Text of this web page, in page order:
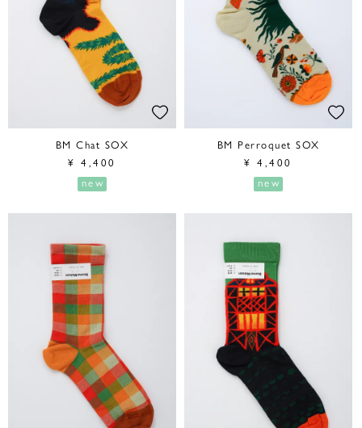
BM Chat SOX
¥
4,400
new
BM Perroquet SOX
¥
4,400
new